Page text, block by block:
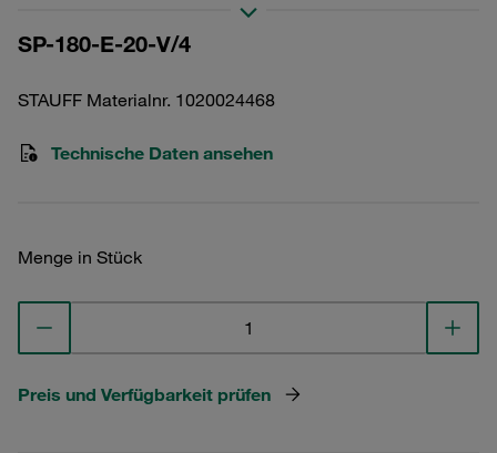
Dichtung: FPM, β-Wert >200
SP-180-E-20-V/4
STAUFF Materialnr. 1020024468
Technische Daten ansehen
Menge in Stück
Preis und Verfügbarkeit prüfen